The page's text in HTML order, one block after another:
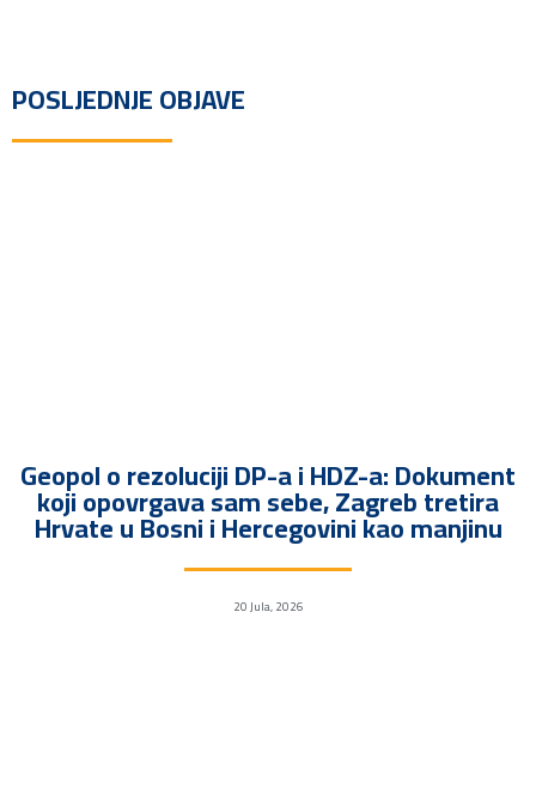
POSLJEDNJE OBJAVE
Geopol o rezoluciji DP-a i HDZ-a: Dokument
koji opovrgava sam sebe, Zagreb tretira
Hrvate u Bosni i Hercegovini kao manjinu
20 Jula, 2026